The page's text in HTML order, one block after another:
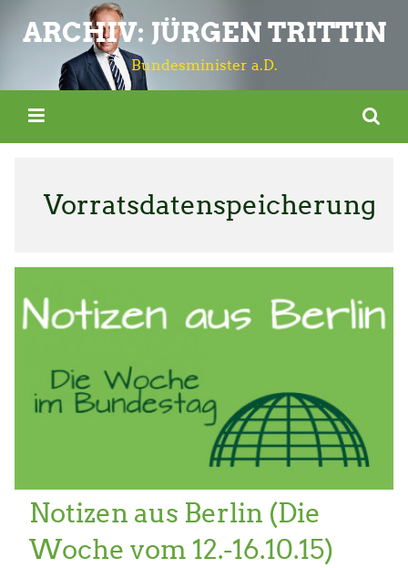
ARCHIV: JÜRGEN TRITTIN
Bundesminister a.D.
Vorratsdatenspeicherung
Notizen aus Berlin (Die
Woche vom 12.-16.10.15)